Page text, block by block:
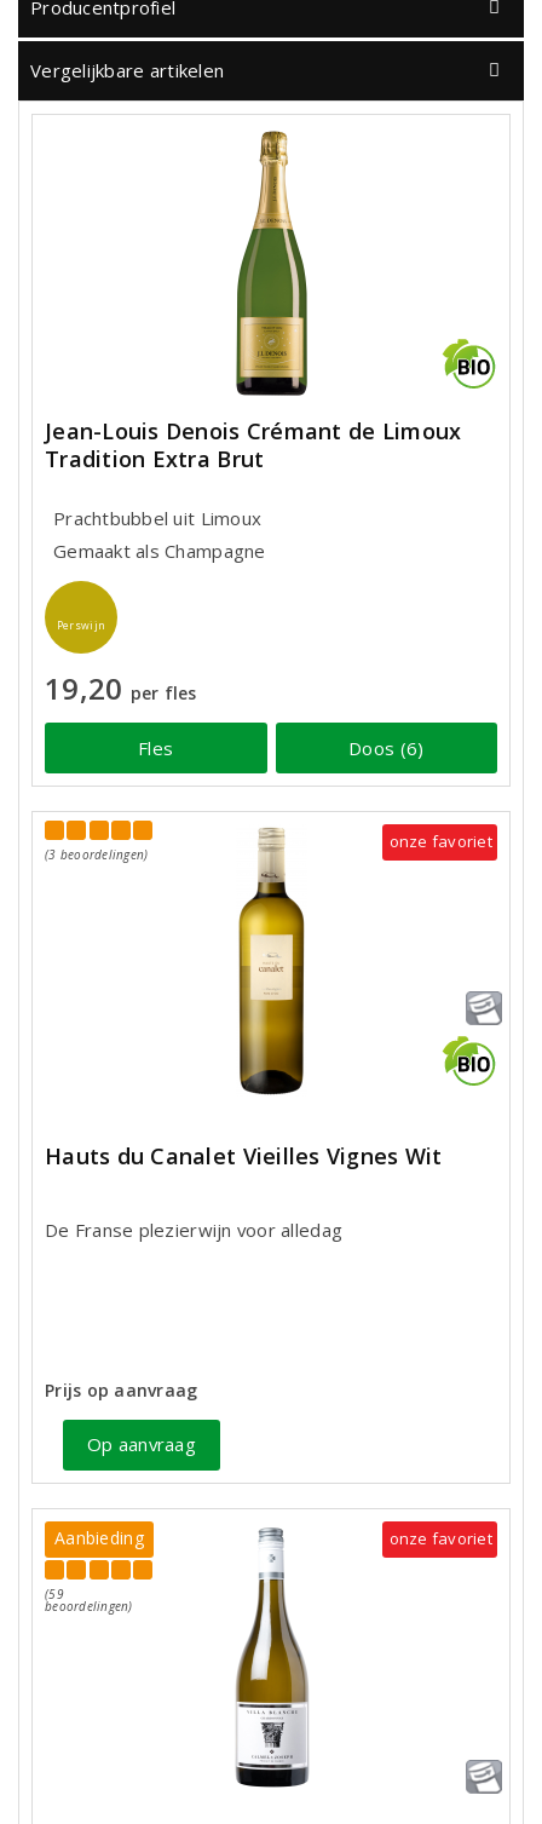
Producentprofiel
Vergelijkbare artikelen
Jean-Louis Denois Crémant de Limoux
Tradition Extra Brut
Prachtbubbel uit Limoux
Gemaakt als Champagne
Perswijn
19,20 per fles
Fles Doos (6)
(3 beoordelingen)
onze favoriet
Hauts du Canalet Vieilles Vignes Wit
De Franse plezierwijn voor alledag
Prijs op aanvraag
Op aanvraag
Aanbieding
(59
beoordelingen)
onze favoriet